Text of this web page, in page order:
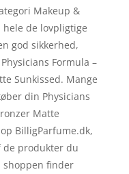
Makeup &
hele de lovpligtige
god sikkerhed,
Formula –
Sunkissed. Mange
din Physicians
Matte
BilligParfume.dk,
de produkter du
shoppen finder